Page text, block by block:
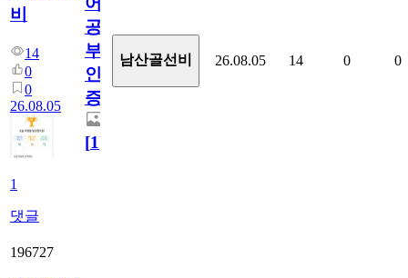
비
14
0
0
26.08.05
1
댓글
공
부
인
증
[1]
남산골선비 26.08.05 14 0 0
196727